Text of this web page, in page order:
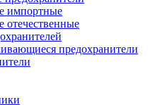
импортные
отечественные
предохранители